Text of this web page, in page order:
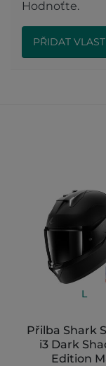
Hodnoťte.
PŘIDAT
L
Přilba Shark
i3 Dark
Edition